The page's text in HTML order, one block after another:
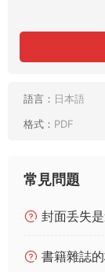
語言： 日本語
格式： PDF
常見問題
封面丢失
書籍雜誌